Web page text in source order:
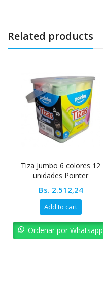
Related products
Tiza Jumbo 6 colores 12
unidades Pointer
Bs. 2.512,24
Add to cart
Ordenar por Whatsapp